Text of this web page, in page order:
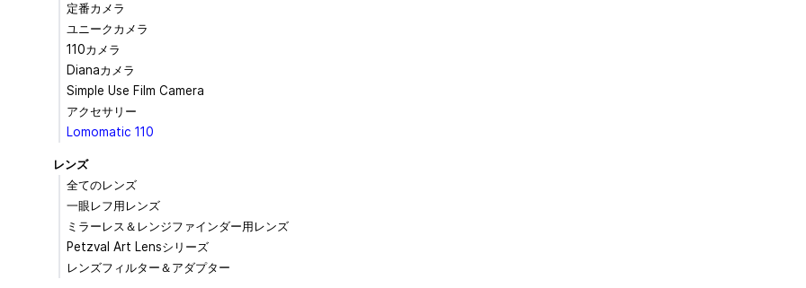
定番カメラ
ユニークカメラ
110カメラ
Dianaカメラ
Simple Use Film Camera
アクセサリー
Lomomatic 110
レンズ
全てのレンズ
一眼レフ用レンズ
ミラーレス＆レンジファインダー用レンズ
Petzval Art Lensシリーズ
レンズフィルター＆アダプター